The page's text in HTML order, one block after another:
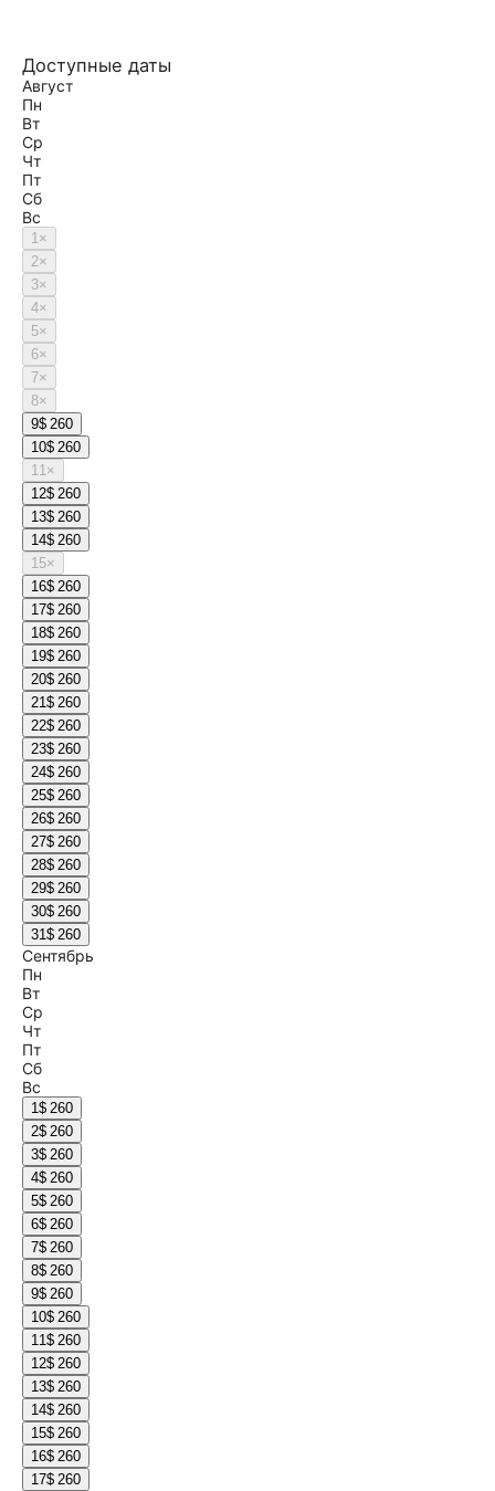
Доступные даты
Август
Пн
Вт
Ср
Чт
Пт
Сб
Вс
1×
2×
3×
4×
5×
6×
7×
8×
9$ 260
10$ 260
11×
12$ 260
13$ 260
14$ 260
15×
16$ 260
17$ 260
18$ 260
19$ 260
20$ 260
21$ 260
22$ 260
23$ 260
24$ 260
25$ 260
26$ 260
27$ 260
28$ 260
29$ 260
30$ 260
31$ 260
Сентябрь
Пн
Вт
Ср
Чт
Пт
Сб
Вс
1$ 260
2$ 260
3$ 260
4$ 260
5$ 260
6$ 260
7$ 260
8$ 260
9$ 260
10$ 260
11$ 260
12$ 260
13$ 260
14$ 260
15$ 260
16$ 260
17$ 260